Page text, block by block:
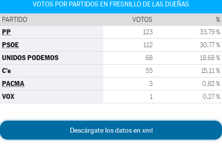
VOTOS POR PARTIDOS EN FRESNILLO DE LAS DUEÑAS
PARTIDO VOTOS %
PP 123 33,79 %
PSOE 112 30,77 %
UNIDOS PODEMOS 68 18,68 %
C's 55 15,11 %
PACMA 3 0,82 %
VOX 1 0,27 %
Descárgate los datos en xml